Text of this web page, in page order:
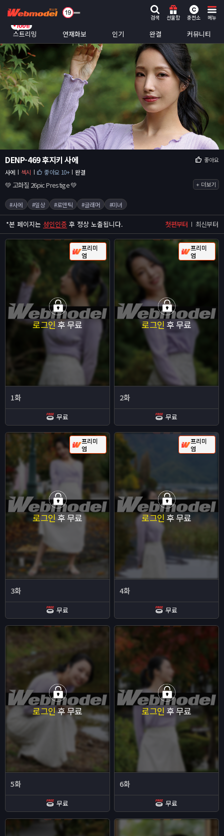
검색 선물함 충전소 메뉴
스트리밍 연재화보 인기 완결 커뮤니티
DENP-469 후지키 사에 좋아요
사에 섹시 좋아요 10+ 완결
💚 고화질 26pic Prestige 💚 + 더보기
#사에 #일상 #로맨틱 #글래머 #미녀
*본 페이지는 성인인증 후 정상 노출됩니다. 첫편부터 최신부터
로그인 후 무료
프리미
엄
1화
무료
로그인 후 무료
프리미
엄
2화
무료
로그인 후 무료
프리미
엄
3화
무료
로그인 후 무료
프리미
엄
4화
무료
로그인후 무료
5화
무료
로그인 후 무료
6화
무료